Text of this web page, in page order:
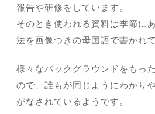
報告や研修をしています。
そのとき使われる資料は季節に
法を画像つきの母国語で書かれて
様々なバックグラウンドをもっ
ので、誰もが同じようにわかり
がなされているようです。